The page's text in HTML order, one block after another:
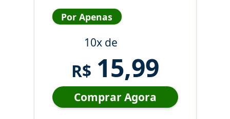
Por Apenas
10x de
R$ 15,99
Comprar Agora